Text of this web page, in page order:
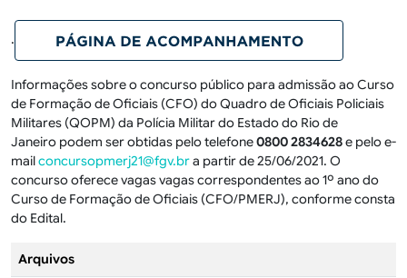
.
Informações sobre o concurso público para admissão ao Curso
de Formação de Oficiais (CFO) do Quadro de Oficiais Policiais
Militares (QOPM) da Polícia Militar do Estado do Rio de
Janeiro podem ser obtidas pelo telefone0800 2834628e pelo e-
mailconcursopmerj21@fgv.bra partir de 25/06/2021. O
concurso oferece vagas vagas correspondentes ao 1º ano do
Curso de Formação de Oficiais (CFO/PMERJ), conforme consta
do Edital.
Arquivos